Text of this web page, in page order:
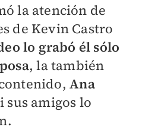
la atención de
de Kevin Castro
lo grabó él sólo
, la también
Ana
sus amigos lo